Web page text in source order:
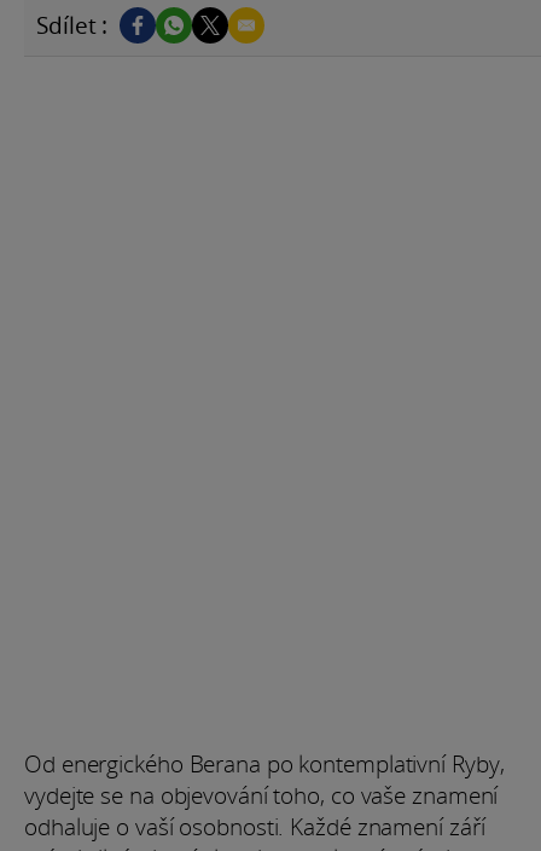
Sdílet :
Od energického Berana po kontemplativní Ryby,
vydejte se na objevování toho, co vaše znamení
odhaluje o vaší osobnosti. Každé znamení září